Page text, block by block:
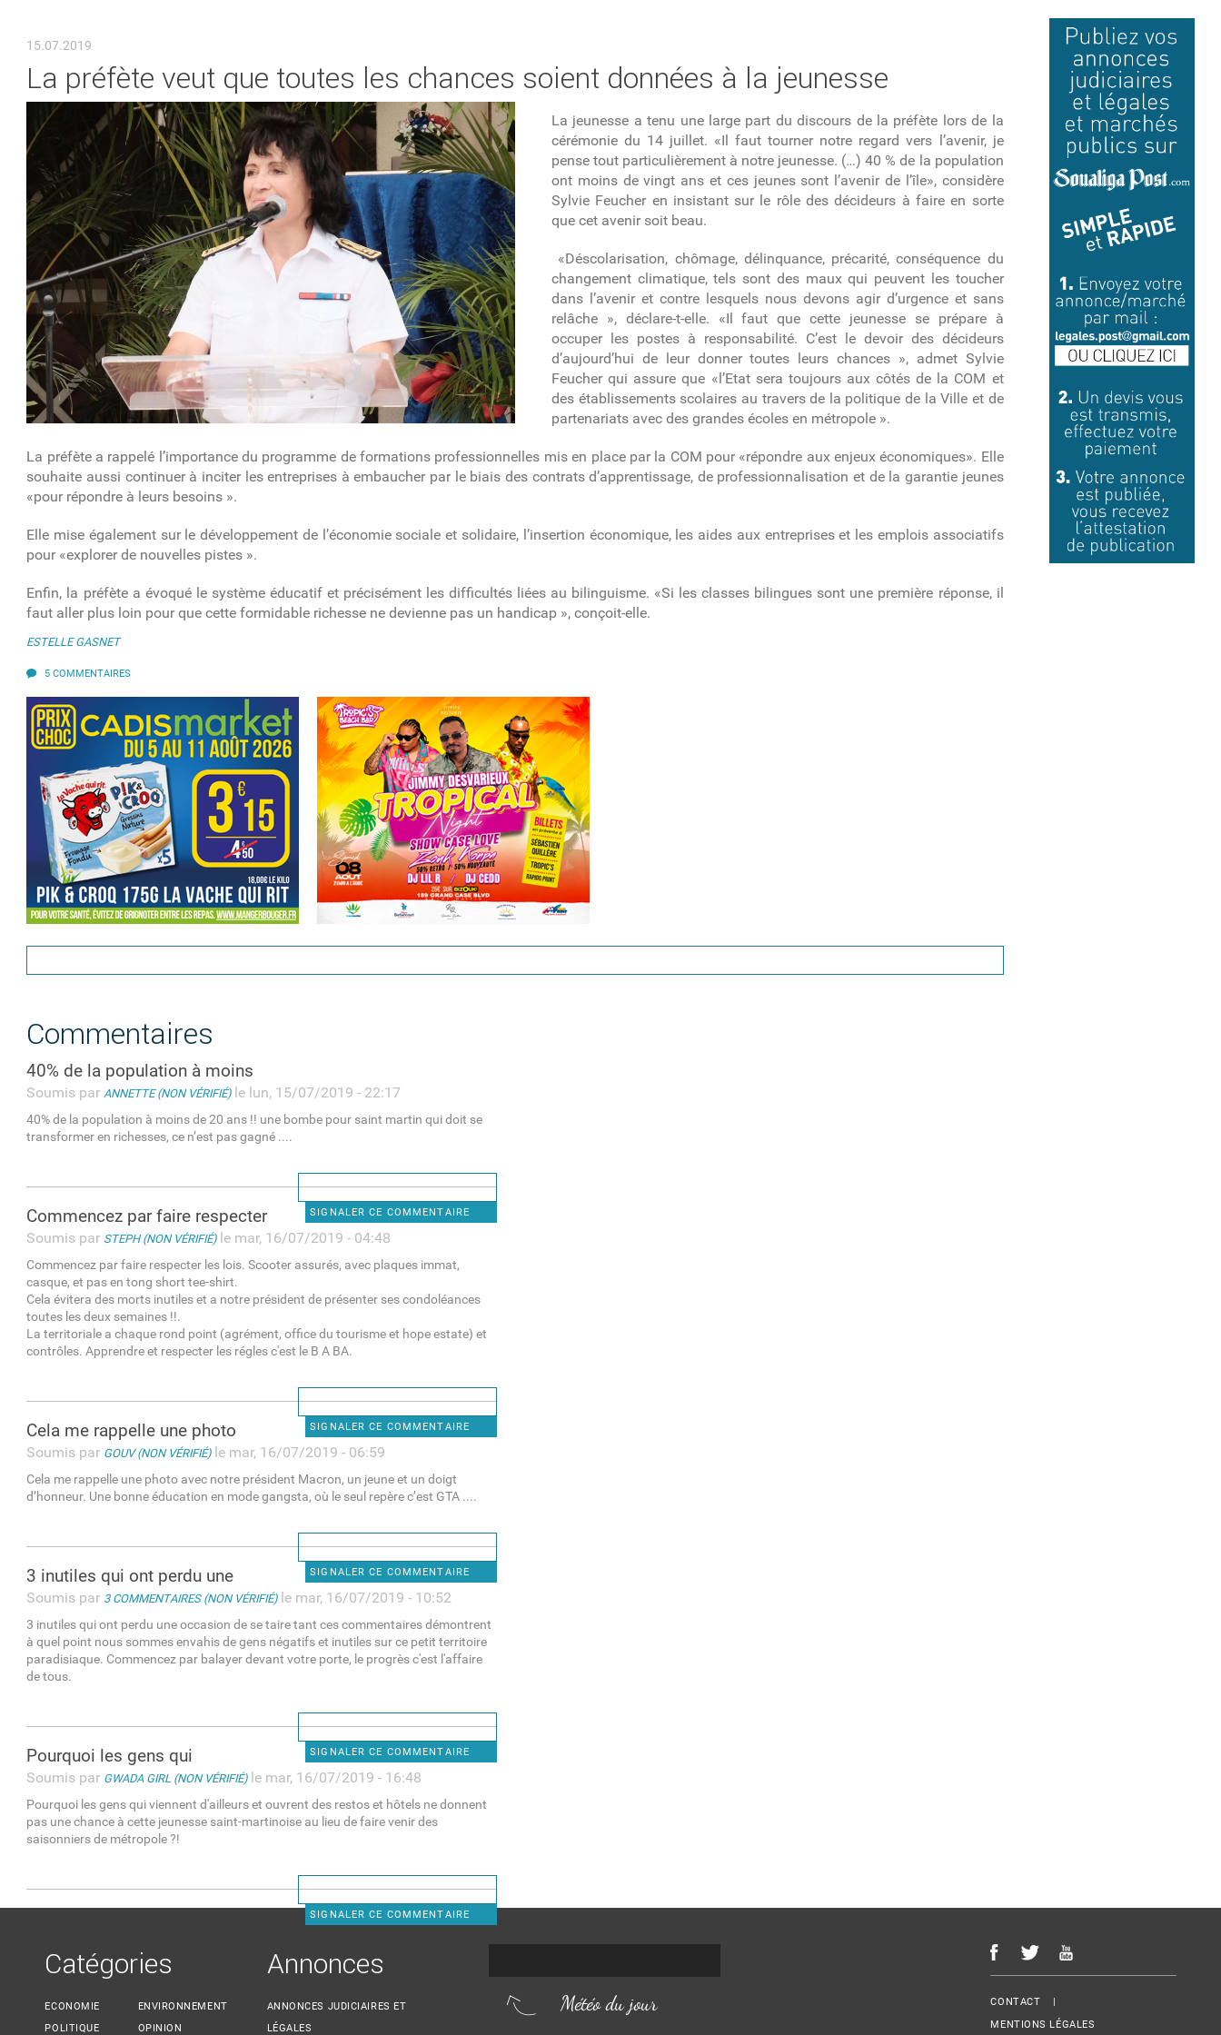
15.07.2019
La préfète veut que toutes les chances soient données à la jeunesse
La jeunesse a tenu une large part du discours de la préfète lors de la
cérémonie du 14 juillet. «Il faut tourner notre regard vers l’avenir, je
pense tout particulièrement à notre jeunesse. (…) 40 % de la population
ont moins de vingt ans et ces jeunes sont l’avenir de l’île», considère
Sylvie Feucher en insistant sur le rôle des décideurs à faire en sorte
que cet avenir soit beau.
«Déscolarisation, chômage, délinquance, précarité, conséquence du
changement climatique, tels sont des maux qui peuvent les toucher
dans l’avenir et contre lesquels nous devons agir d’urgence et sans
relâche », déclare-t-elle. «Il faut que cette jeunesse se prépare à
occuper les postes à responsabilité. C’est le devoir des décideurs
d’aujourd’hui de leur donner toutes leurs chances », admet Sylvie
Feucher qui assure que «l’Etat sera toujours aux côtés de la COM et
des établissements scolaires au travers de la politique de la Ville et de
partenariats avec des grandes écoles en métropole ».
La préfète a rappelé l’importance du programme de formations professionnelles mis en place par la COM pour «répondre aux enjeux économiques». Elle
souhaite aussi continuer à inciter les entreprises à embaucher par le biais des contrats d’apprentissage, de professionnalisation et de la garantie jeunes
«pour répondre à leurs besoins ».
Elle mise également sur le développement de l’économie sociale et solidaire, l’insertion économique, les aides aux entreprises et les emplois associatifs
pour «explorer de nouvelles pistes ».
Enfin, la préfète a évoqué le système éducatif et précisément les difficultés liées au bilinguisme. «Si les classes bilingues sont une première réponse, il
faut aller plus loin pour que cette formidable richesse ne devienne pas un handicap », conçoit-elle.
ESTELLE GASNET
5 COMMENTAIRES
Commentaires
40% de la population à moins
Soumis parANNETTE (NON VÉRIFIÉ)le lun, 15/07/2019 - 22:17
40% de la population à moins de 20 ans !! une bombe pour saint martin qui doit se
transformer en richesses, ce n’est pas gagné ....
SIGNALER CE COMMENTAIRE
Commencez par faire respecter
Soumis par STEPH (NON VÉRIFIÉ)le mar, 16/07/2019 - 04:48
Commencez par faire respecter les lois. Scooter assurés, avec plaques immat,
casque, et pas en tong short tee-shirt.
Cela évitera des morts inutiles et a notre président de présenter ses condoléances
toutes les deux semaines !!.
La territoriale a chaque rond point (agrément, office du tourisme et hope estate) et
contrôles. Apprendre et respecter les régles c'est le B A BA.
SIGNALER CE COMMENTAIRE
Cela me rappelle une photo
Soumis par GOUV (NON VÉRIFIÉ)le mar, 16/07/2019 - 06:59
Cela me rappelle une photo avec notre président Macron, un jeune et un doigt
d’honneur. Une bonne éducation en mode gangsta, où le seul repère c’est GTA ....
SIGNALER CE COMMENTAIRE
3 inutiles qui ont perdu une
Soumis par 3 COMMENTAIRES (NON VÉRIFIÉ)le mar, 16/07/2019 - 10:52
3 inutiles qui ont perdu une occasion de se taire tant ces commentaires démontrent
à quel point nous sommes envahis de gens négatifs et inutiles sur ce petit territoire
paradisiaque. Commencez par balayer devant votre porte, le progrès c'est l'affaire
de tous.
SIGNALER CE COMMENTAIRE
Pourquoi les gens qui
Soumis par GWADA GIRL (NON VÉRIFIÉ)le mar, 16/07/2019 - 16:48
Pourquoi les gens qui viennent d'ailleurs et ouvrent des restos et hôtels ne donnent
pas une chance à cette jeunesse saint-martinoise au lieu de faire venir des
saisonniers de métropole ?!
SIGNALER CE COMMENTAIRE
Catégories
ECONOMIE
POLITIQUE
ENVIRONNEMENT
OPINION
Annonces
ANNONCES JUDICIAIRES ET
LÉGALES
Météo du jour Menu Footer
CONTACT
MENTIONS LÉGALES